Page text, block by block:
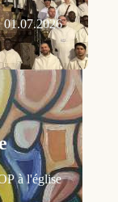
01.07.2026
à l'église